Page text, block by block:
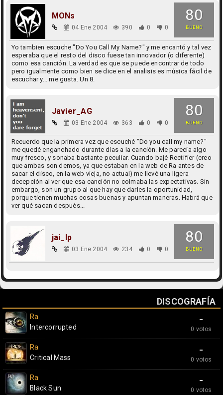
80
BUENO
MONs
04 Ene 2004 390 0 0
Yo tambien escuche "Do You Call My Name?" y me encantó y tal vez
esperaba que el resto del disco fuese tan innovador (o diferente)
como esa canción. La verdad es que se puede encontrar de todo
pero igualmente como bien se dice en el analisis es música fácil de
escuchar y... me gusta. Un 8.
80
BUENO
Javier_AG
03 Ene 2004 363 0 0
Recuerdo que la primera vez que escuché "Do you call my name?"
me quedé enganchado durante días a la canción. Me parecía algo
muy fresco, y sonaba bastante peculiar. Cuando bajé Rectifier (creo
que ambas son demos, ya que estaban en la web de Ra antes de
sacar el disco, en la web vieja, no actual) me llevé una ligera
decepción al ver que esa canción no colmaba las expectativas. Sin
embargo, son un grupo al que hay que darles la oportunidad,
porque tienen muchas cosas buenas y apuntan maneras. Habrá que
ver qué sacan después...
80
BUENO
jai_lp
03 Ene 2004 234 0 0
DISCOGRAFÍA
-
0 votos
Ra
Intercorrupted
-
0 votos
Ra
Critical Mass
-
0 votos
Ra
Black Sun